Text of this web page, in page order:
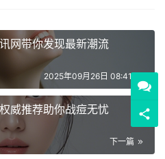
网带你发现最新潮流
2025年09月26日 08:41:35
威推荐助你战痘无忧
下一篇